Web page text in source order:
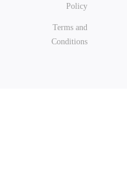
Policy
Terms and
Conditions